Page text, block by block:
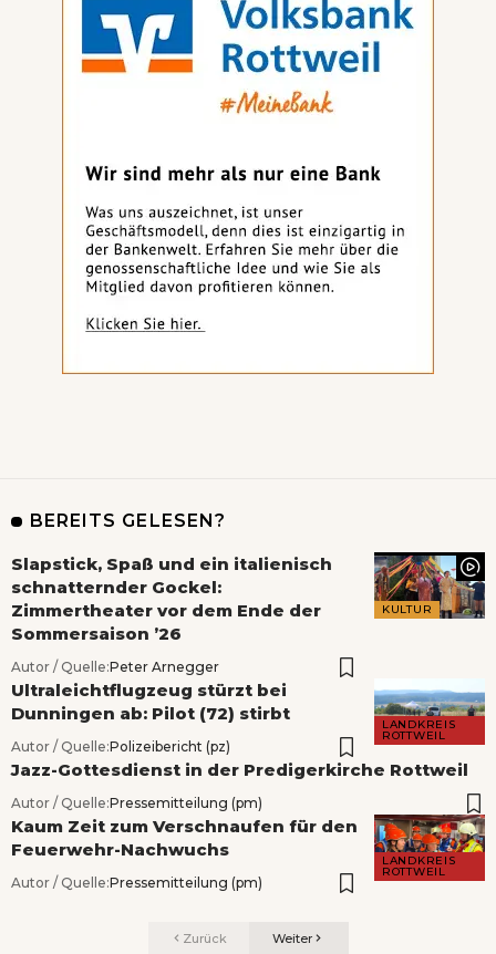
BEREITS GELESEN?
KULTUR
Slapstick, Spaß und ein italienisch
schnatternder Gockel:
Zimmertheater vor dem Ende der
Sommersaison ’26
Autor / Quelle:Peter Arnegger
LANDKREIS
ROTTWEIL
Ultraleichtflugzeug stürzt bei
Dunningen ab: Pilot (72) stirbt
Autor / Quelle:Polizeibericht (pz)
Jazz-Gottesdienst in der Predigerkirche Rottweil
Autor / Quelle:Pressemitteilung (pm)
LANDKREIS
ROTTWEIL
Kaum Zeit zum Verschnaufen für den
Feuerwehr-Nachwuchs
Autor / Quelle:Pressemitteilung (pm)
Zurück Weiter